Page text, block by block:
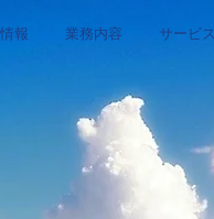
報 業務内容 サービス